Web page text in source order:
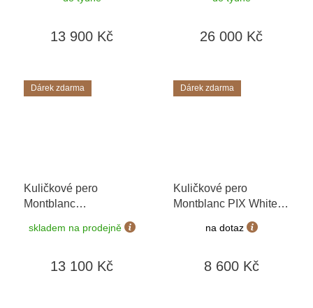
+ možnost
dárkový poukaz v
13 900 Kč
132118 Special Edition
90 dní + toaletní voda
26 000 Kč
Dárek zdarma
Kuličkové pero
Montblanc
Meisterstuck Platinum
Midsize 132491+
dní + dárkový poukaz v
skladem na prodejně
13 100 Kč
Dárek zdarma
Kuličkové pero
Montblanc PIX White
+ možnost
výměny do 90 dní +
Montblanc v hodnotě
na dotaz
8 600 Kč